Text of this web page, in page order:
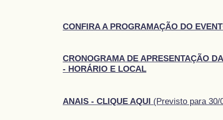
CONFIRA A PROGRAMAÇÃO DO
CRONOGRAMA DE APRESENTAÇÃO
- HORÁRIO E LOCAL
ANAIS - CLIQUE AQUI (Previsto para 30/